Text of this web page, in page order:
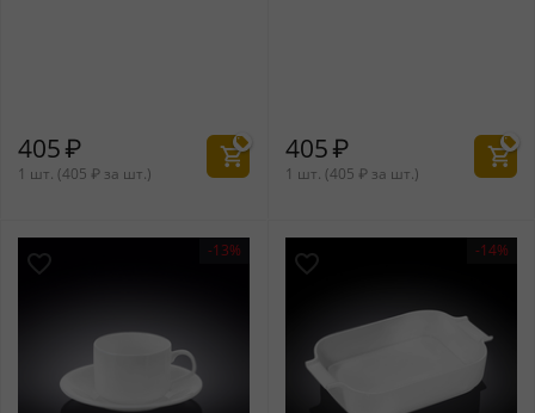
405₽
1 шт. (405 ₽ за шт.)
405₽
1 шт. (405 ₽ за шт.)
-13% -14%